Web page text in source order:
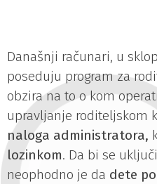
Današnji računari, u
poseduju program za
obzira na to o kom
upravljanje roditeljskom
naloga administratora,
lozinkom. Da bi se
neophodno je da dete